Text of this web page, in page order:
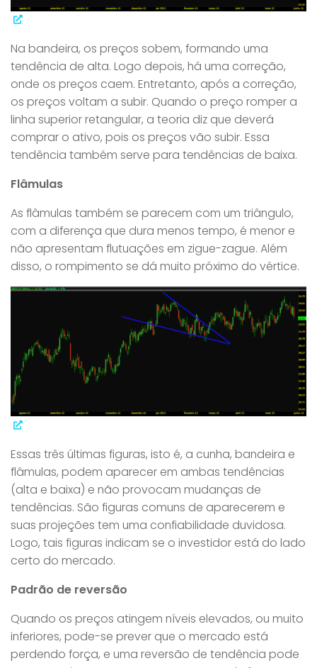
Na bandeira, os preços sobem, formando uma
tendência de alta. Logo depois, há uma correção,
onde os preços caem. Entretanto, após a correção,
os preços voltam a subir. Quando o preço romper a
linha superior retangular, a teoria diz que deverá
comprar o ativo, pois os preços vão subir. Essa
tendência também serve para tendências de baixa.
Flâmulas
As flâmulas também se parecem com um triângulo,
com a diferença que dura menos tempo, é menor e
não apresentam flutuações em zigue-zague. Além
disso, o rompimento se dá muito próximo do vértice.
Essas três últimas figuras, isto é, a cunha, bandeira e
flâmulas, podem aparecer em ambas tendências
(alta e baixa) e não provocam mudanças de
tendências. São figuras comuns de aparecerem e
suas projeções tem uma confiabilidade duvidosa.
Logo, tais figuras indicam se o investidor está do lado
certo do mercado.
Padrão de reversão
Quando os preços atingem níveis elevados, ou muito
inferiores, pode-se prever que o mercado está
perdendo força, e uma reversão de tendência pode